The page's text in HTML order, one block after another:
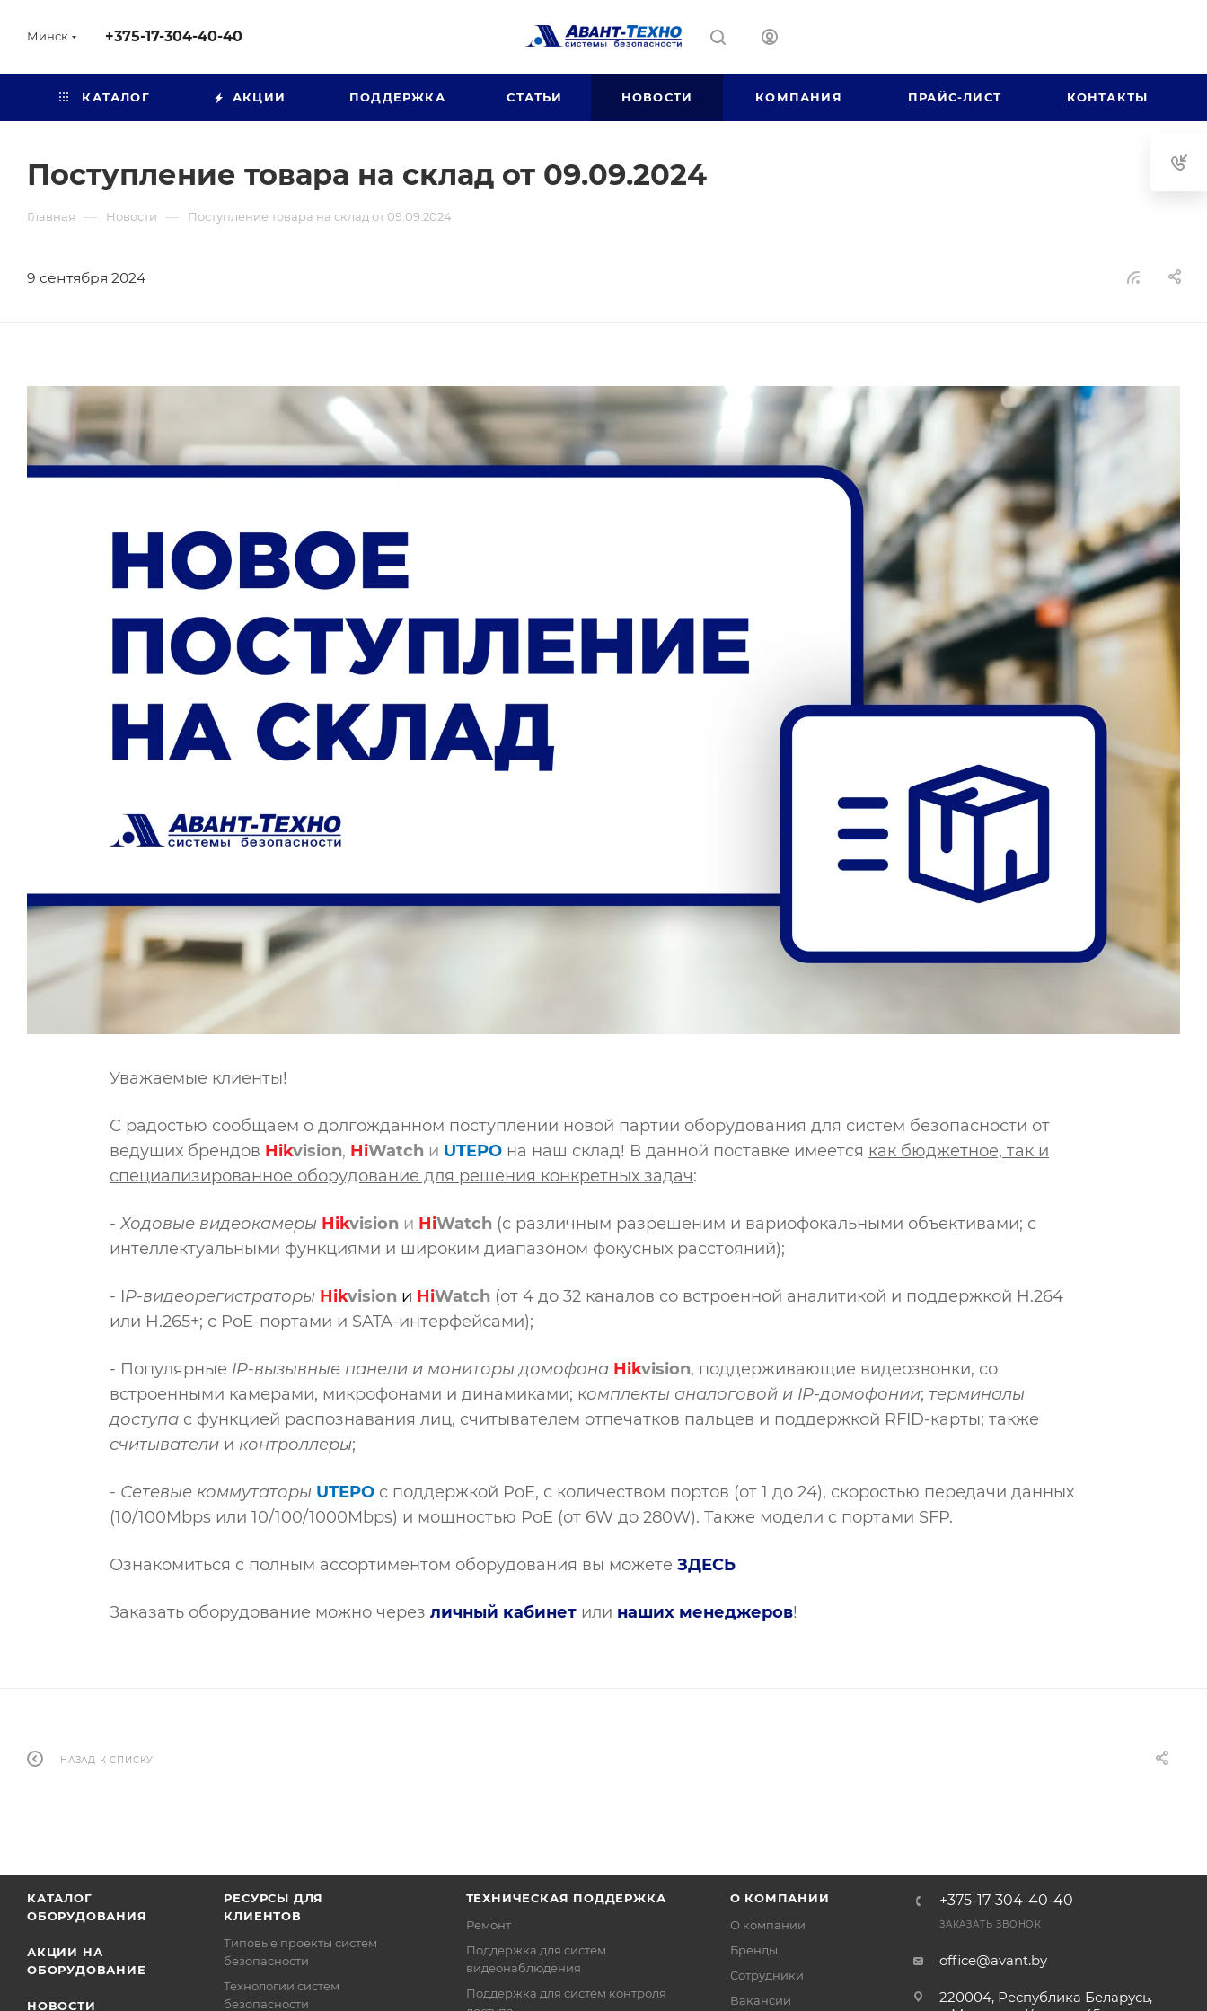
Минск +375-17-304-40-40
КАТАЛОГ АКЦИИ ПОДДЕРЖКА СТАТЬИ НОВОСТИ КОМПАНИЯ ПРАЙС-ЛИСТ КОНТАКТЫ
Поступление товара на склад от 09.09.2024
Главная — Новости — Поступление товара на склад от 09.09.2024
9 сентября 2024
Уважаемые клиенты!
С радостью сообщаем о долгожданном поступлении новой партии оборудования для систем безопасности от
ведущих брендов Hikvision, HiWatch и UTEPO на наш склад! В данной поставке имеется как бюджетное, так и
специализированное оборудование для решения конкретных задач:
-Ходовые видеокамеры Hikvision и HiWatch (с различным разрешеним и вариофокальными объективами; с
интеллектуальными функциями и широким диапазоном фокусных расстояний);
- IP-видеорегистраторы Hikvision и HiWatch (от 4 до 32 каналов со встроенной аналитикой и поддержкой H.264
или H.265+; с PoE-портами и SATA-интерфейсами);
- Популярные IP-вызывные панели и мониторы домофона Hikvision, поддерживающие видеозвонки, со
встроенными камерами, микрофонами и динамиками; комплекты аналоговой и IP-домофонии; терминалы
доступа с функцией распознавания лиц, считывателем отпечатков пальцев и поддержкой RFID-карты; также
считыватели и контроллеры;
- Сетевые коммутаторы UTEPO с поддержкой PoE, с количеством портов (от 1 до 24), скоростью передачи данных
(10/100Mbps или 10/100/1000Mbps) и мощностью PoE (от 6W до 280W). Также модели с портами SFP.
Ознакомиться с полным ассортиментом оборудования вы можете ЗДЕСЬ
Заказать оборудование можно через личный кабинет или наших менеджеров!
НАЗАД К СПИСКУ
КАТАЛОГ
ОБОРУДОВАНИЯ
АКЦИИ НА
ОБОРУДОВАНИЕ
НОВОСТИ
РЕСУРСЫ ДЛЯ
КЛИЕНТОВ
Типовые проекты систем
безопасности
Технологии систем
безопасности
ТЕХНИЧЕСКАЯ ПОДДЕРЖКА
Ремонт
Поддержка для систем
видеонаблюдения
Поддержка для систем контроля
О КОМПАНИИ
О компании
Бренды
Сотрудники
Вакансии
+375-17-304-40-40
ЗАКАЗАТЬ ЗВОНОК
office@avant.by
220004, Республика Беларусь,